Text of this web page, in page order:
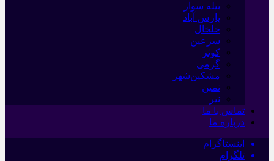
بیله سوار
پارس آباد
خلخال
سرعین
کوثر
گرمی
مشکین‌شهر
نمین
نیر
تماس با ما
درباره ما
اینستاگرام
تلگرام